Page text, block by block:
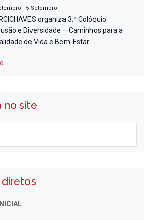
- 5 Setembro
organiza 3.º Colóquio
e Diversidade – Caminhos para a
de Vida e Bem-Estar
no site